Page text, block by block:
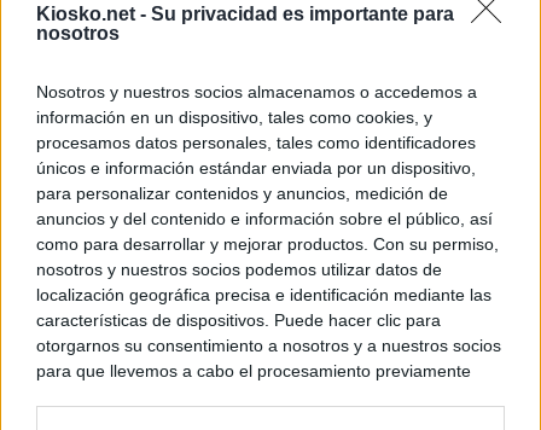
Kiosko.net - Su privacidad es importante para
nosotros
Nosotros y nuestros socios almacenamos o accedemos a
información en un dispositivo, tales como cookies, y
procesamos datos personales, tales como identificadores
únicos e información estándar enviada por un dispositivo,
para personalizar contenidos y anuncios, medición de
anuncios y del contenido e información sobre el público, así
como para desarrollar y mejorar productos. Con su permiso,
nosotros y nuestros socios podemos utilizar datos de
localización geográfica precisa e identificación mediante las
características de dispositivos. Puede hacer clic para
otorgarnos su consentimiento a nosotros y a nuestros socios
para que llevemos a cabo el procesamiento previamente